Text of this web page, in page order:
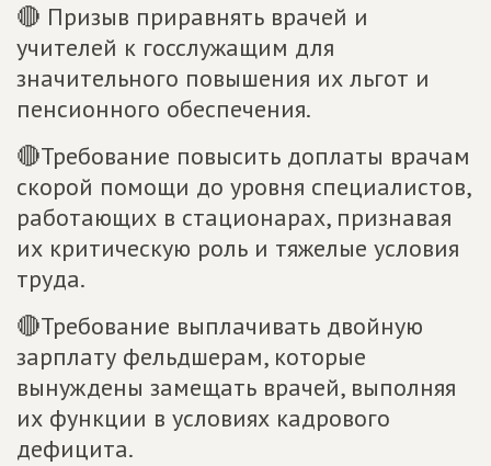
🔴 Призыв приравнять врачей и
учителей к госслужащим для
значительного повышения их льгот и
пенсионного обеспечения.
🔴Требование повысить доплаты врачам
скорой помощи до уровня специалистов,
работающих в стационарах, признавая
их критическую роль и тяжелые условия
труда.
🔴Требование выплачивать двойную
зарплату фельдшерам, которые
вынуждены замещать врачей, выполняя
их функции в условиях кадрового
дефицита.